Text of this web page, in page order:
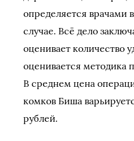
определяется врачами
случае. Всё дело
оценивает количество
оценивается методика
В среднем цена
комков Биша
рублей.